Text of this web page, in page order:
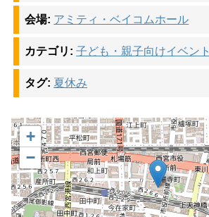
会場: アミティ・ベイコムホール
カテゴリ: 子ども・親子向けイベント
タグ: 夏休み
+
−